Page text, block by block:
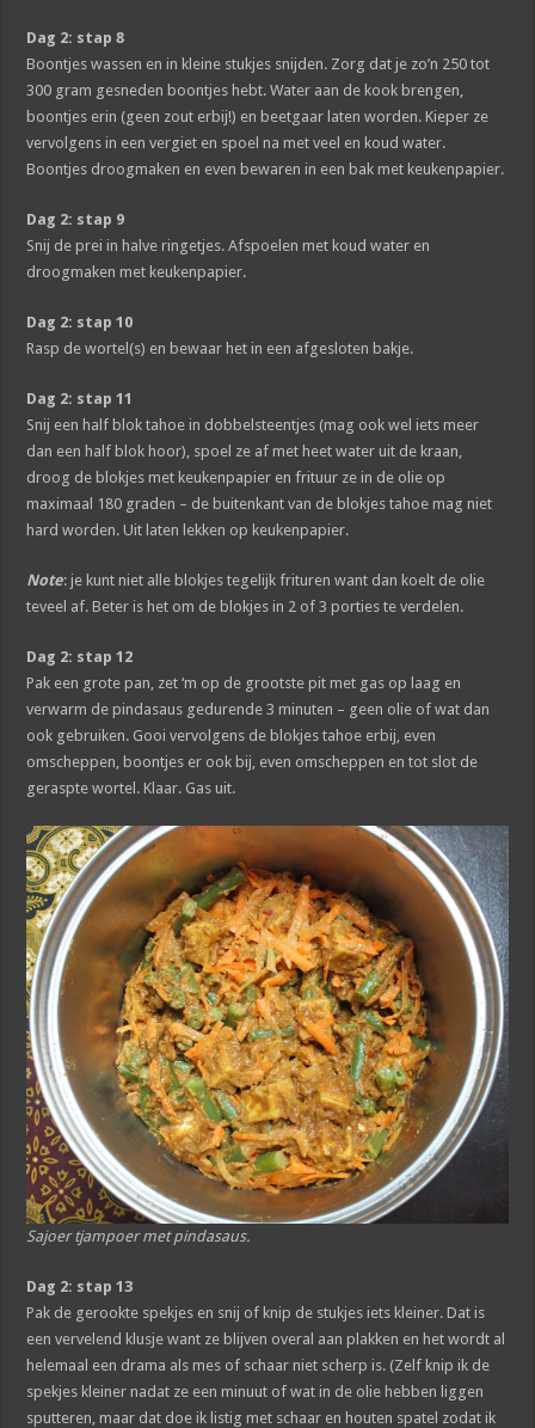
Dag 2: stap 8
Boontjes wassen en in kleine stukjes snijden. Zorg dat je zo’n 250 tot
300 gram gesneden boontjes hebt. Water aan de kook brengen,
boontjes erin (geen zout erbij!) en beetgaar laten worden. Kieper ze
vervolgens in een vergiet en spoel na met veel en koud water.
Boontjes droogmaken en even bewaren in een bak met keukenpapier.
Dag 2: stap 9
Snij de prei in halve ringetjes. Afspoelen met koud water en
droogmaken met keukenpapier.
Dag 2: stap 10
Rasp de wortel(s) en bewaar het in een afgesloten bakje.
Dag 2: stap 11
Snij een half blok tahoe in dobbelsteentjes (mag ook wel iets meer
dan een half blok hoor), spoel ze af met heet water uit de kraan,
droog de blokjes met keukenpapier en frituur ze in de olie op
maximaal 180 graden – de buitenkant van de blokjes tahoe mag niet
hard worden. Uit laten lekken op keukenpapier.
Note: je kunt niet alle blokjes tegelijk frituren want dan koelt de olie
teveel af. Beter is het om de blokjes in 2 of 3 porties te verdelen.
Dag 2: stap 12
Pak een grote pan, zet ‘m op de grootste pit met gas op laag en
verwarm de pindasaus gedurende 3 minuten – geen olie of wat dan
ook gebruiken. Gooi vervolgens de blokjes tahoe erbij, even
omscheppen, boontjes er ook bij, even omscheppen en tot slot de
geraspte wortel. Klaar. Gas uit.
Sajoer tjampoer met pindasaus.
Dag 2: stap 13
Pak de gerookte spekjes en snij of knip de stukjes iets kleiner. Dat is
een vervelend klusje want ze blijven overal aan plakken en het wordt al
helemaal een drama als mes of schaar niet scherp is. (Zelf knip ik de
spekjes kleiner nadat ze een minuut of wat in de olie hebben liggen
sputteren, maar dat doe ik listig met schaar en houten spatel zodat ik